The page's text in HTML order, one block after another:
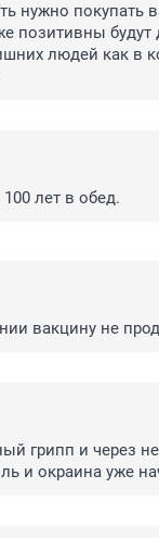
нужно покупать
позитивны
людей как в
лет в обед.
вакцину не
грипп и через
и окраина уже